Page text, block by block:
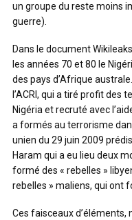
un groupe du reste moins
guerre).
Dans le document
les années 70 et 80 le
des pays d’Afrique
l’ACRI, qui a tiré profit des
Nigéria et recruté avec
a formés au terrorisme
unien du 29 juin 2009
Haram qui a eu lieu deux
formé des « rebelles »
rebelles » maliens, qui ont
Ces faisceaux